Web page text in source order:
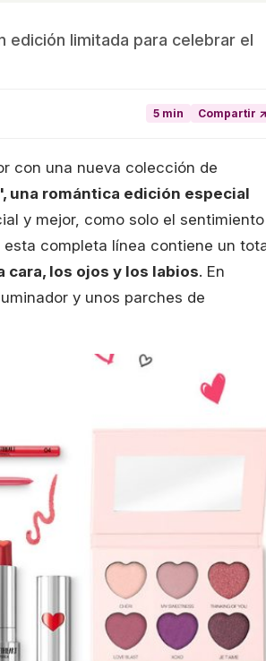
limitada para celebrar el
5 min Compartir ↗
con una nueva colección de
una romántica edición especial
y mejor, como solo el sentimiento
completa línea contiene un
cara, los ojos y los labios. En
y unos parches de